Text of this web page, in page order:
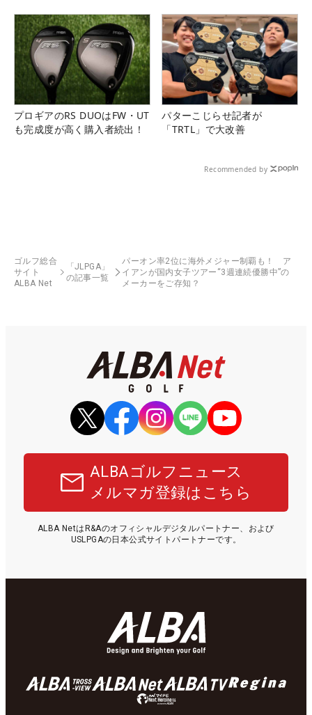
プロギアのRS DUOはFW・UT
も完成度が高く購入者続出！
パターこじらせ記者が
「TRTL」で大改善
Recommended by
ゴルフ総合
サイト
ALBA Net
「JLPGA」
の記事一覧
パーオン率2位に海外メジャー制覇も！ ア
イアンが国内女子ツアー“3週連続優勝中”の
メーカーをご存知？
ALBAゴルフニュース
メルマガ登録はこちら
ALBA NetはR&Aのオフィシャルデジタルパートナー、および
USLPGAの日本公式サイトパートナーです。